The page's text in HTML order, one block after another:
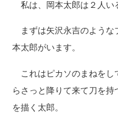
私は、岡本太郎は２人い
まずは矢沢永吉のような
本太郎がいます。
これはピカソのまねをし
らさっと降りて来て刀を
を描く太郎。